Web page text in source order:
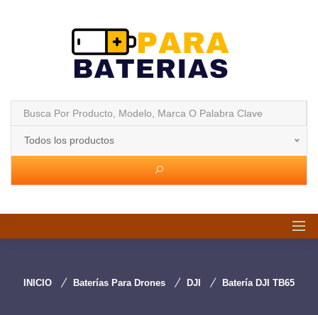
Todos los productos
INICIO Baterías Para Drones DJI Batería DJI TB65